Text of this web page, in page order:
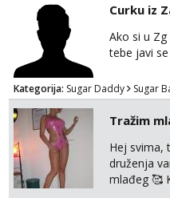
Curku iz
Ako si u
tebe javi se
Kategorija: Sugar Daddy Sugar
Tražim
Hej svima,
druženja
mlađeg 🥰